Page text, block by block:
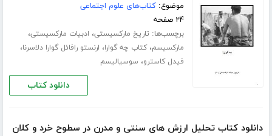
موضوع:کتاب‌های علوم اجتماعی
۲۴ صفحه
برچسب‌ها: تاریخ مارکسیستی، ادبیات مارکسیستی،
مارکسیسم،کتاب چه گوارا، ارنستو رافائل گوارا دلاسرنا،
فیدل کاسترو، سوسیالیسم
دانلود کتاب
دانلود کتاب تحلیل ارزش های سنتی و مدرن در سطوح خرد و کلان